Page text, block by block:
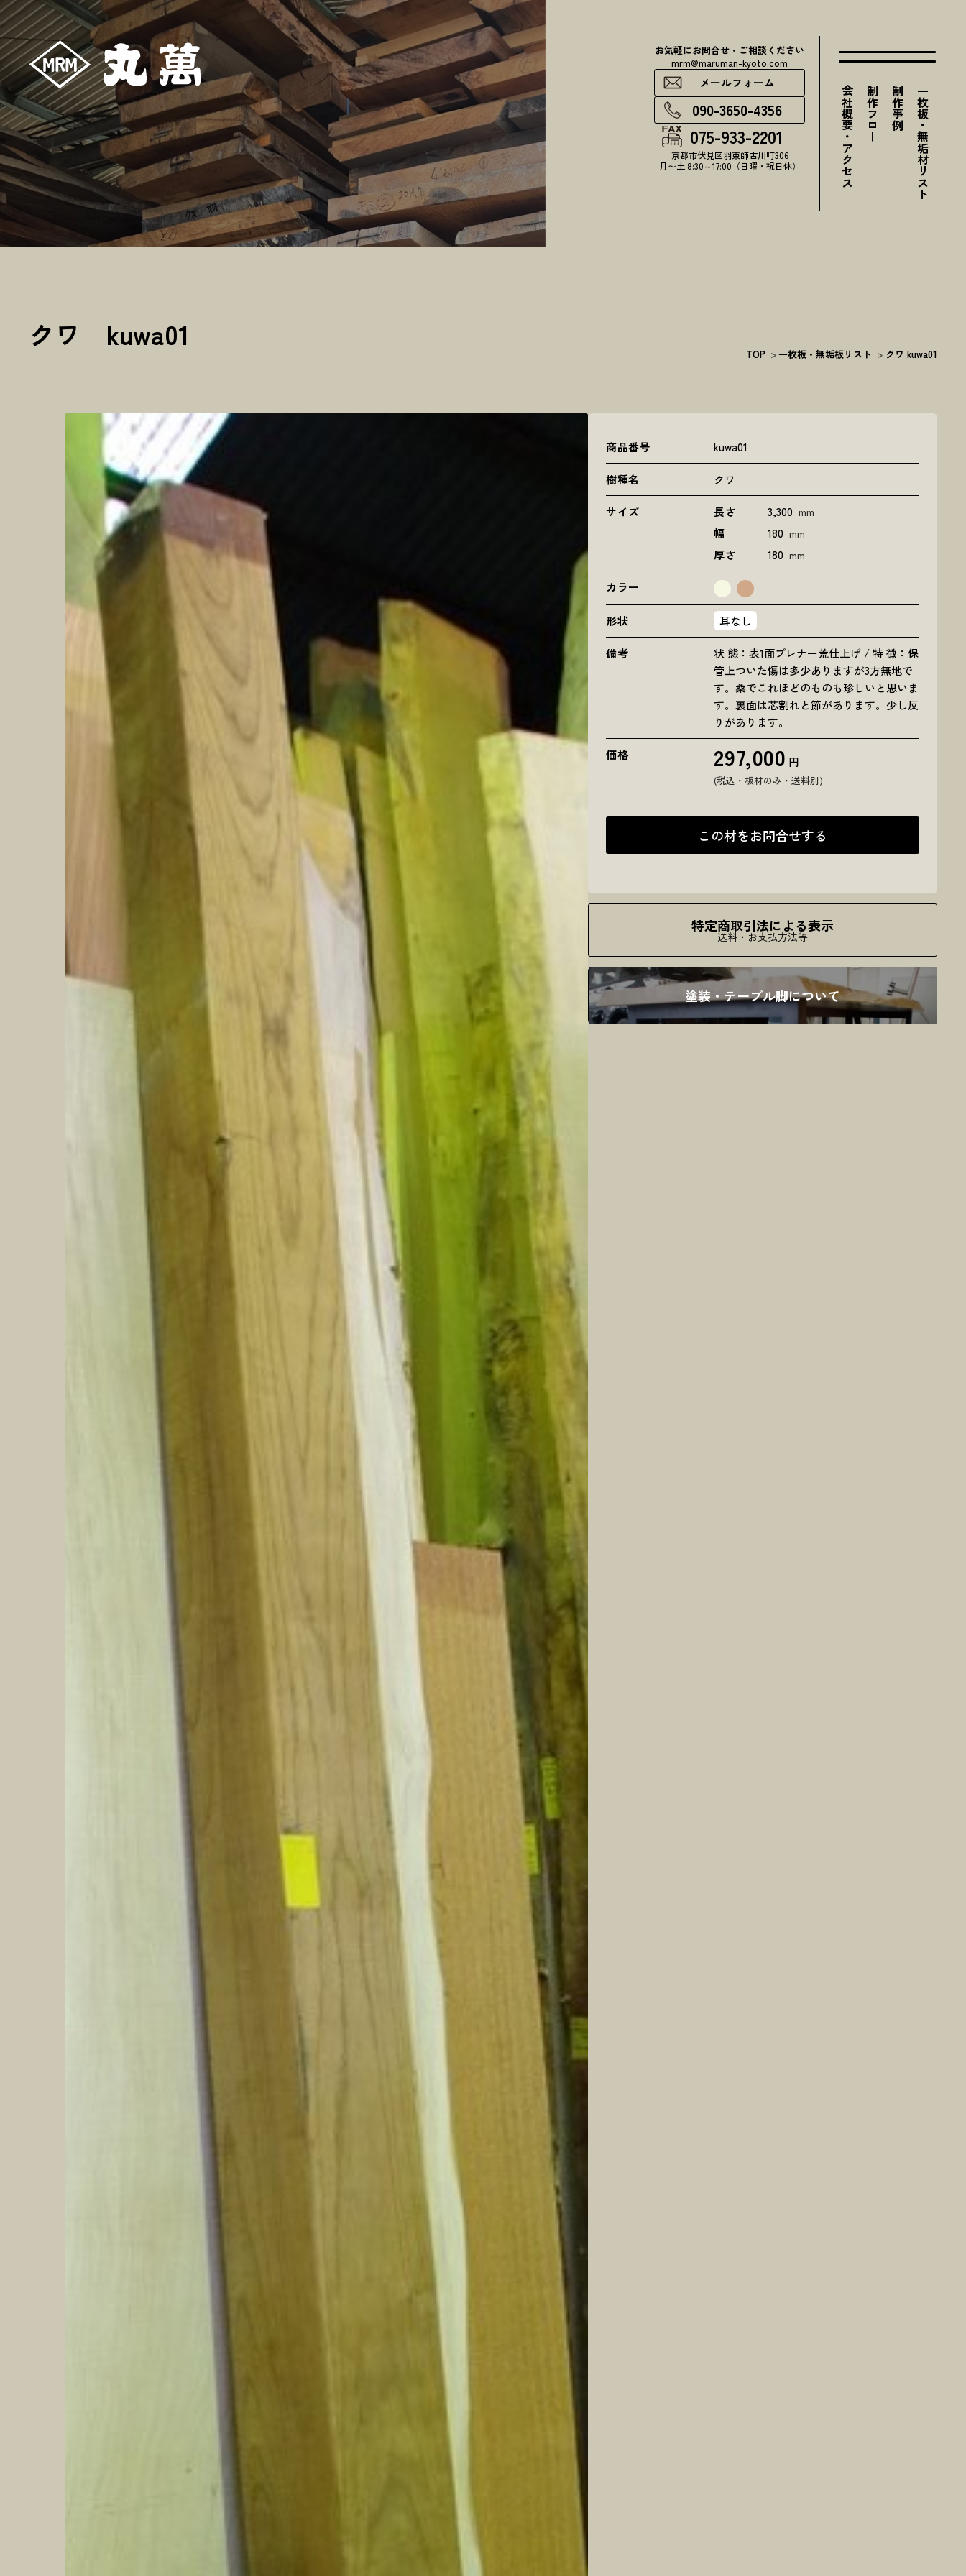
お気軽にお問合せ・ご相談ください
mrm@maruman-kyoto.com
メールフォーム
090-3650-4356
075-933-2201
京都市伏見区羽束師古川町306
月〜土 8:30～17:00（日曜・祝日休）
一枚板・無垢材リスト
制作事例
制作フロー
会社概要・アクセス
クワ kuwa01
TOP >一枚板・無垢板リスト > クワ kuwa01
商品番号 kuwa01
樹種名 クワ
サイズ 長さ 3,300 mm
幅 180 mm
厚さ 180 mm
カラー
形状 耳なし
備考
状 態：表1面プレナー荒仕上げ / 特 徴：保
管上ついた傷は多少ありますが3方無地で
す。桑でこれほどのものも珍しいと思いま
す。裏面は芯割れと節があります。少し反
りがあります。
価格 297,000 円
(税込・板材のみ・送料別)
この材をお問合せする
特定商取引法による表示
送料・お支払方法等
塗装・テーブル脚について